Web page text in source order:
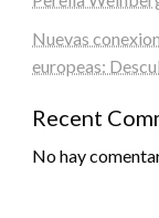
Nuevas
europeas:
Recent
No hay